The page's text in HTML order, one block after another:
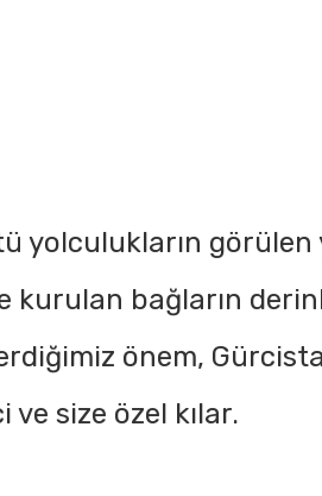
yolculukların görülen
bağların
önem,
ve size özel kılar.